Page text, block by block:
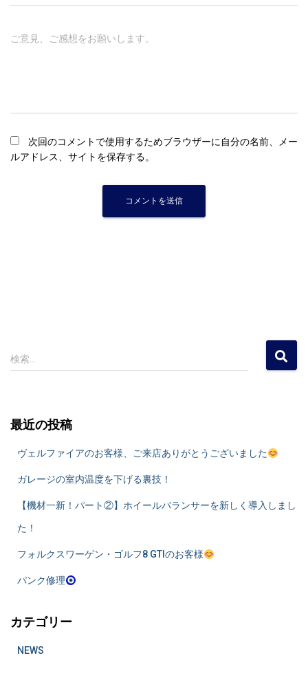
ご意見、ご感想をお願いします。
次回のコメントで使用するためブラウザーに自分の名前、メー
ルアドレス、サイトを保存する。
検
索
検索…
最近の投稿
ヴェルファイアのお客様、ご来店ありがとうございました
ガレージの室内温度を下げる裏技！
​【機材一新！パート②】ホイールバランサーを新しく導入しまし
た！
フォルクスワーゲン・ゴルフ8 GTIのお客様
パンク修理
カテゴリー
NEWS